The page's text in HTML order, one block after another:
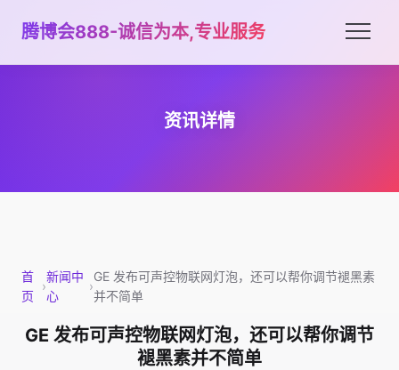
腾博会888-诚信为本,专业服务
资讯详情
首
页
›
新闻中
心
›
GE 发布可声控物联网灯泡，还可以帮你调节褪黑素
并不简单
GE 发布可声控物联网灯泡，还可以帮你调节
褪黑素并不简单